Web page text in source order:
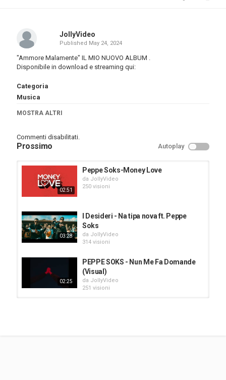
JollyVideo
Published May 24, 2024
"Ammore Malamente" IL MIO NUOVO ALBUM .
Disponibile in download e streaming qui:
Categoria
Musica
MOSTRA ALTRI
Commenti disabilitati.
Prossimo Autoplay
02:51
Peppe Soks-Money Love
da JollyVideo
250 visioni
03:28
I Desideri - Na tipa nova ft. Peppe
Soks
da JollyVideo
314 visioni
02:25
PEPPE SOKS - Nun Me Fa Domande
(Visual)
da JollyVideo
251 visioni